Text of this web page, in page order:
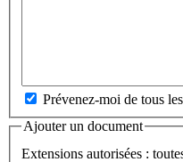
Prévenez-moi de tous
Ajouter un document
Extensions autorisées :